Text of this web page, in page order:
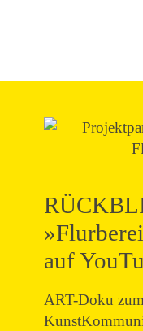
auf
ART-Doku